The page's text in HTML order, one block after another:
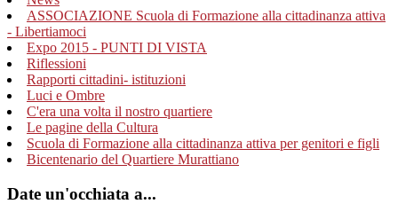
ASSOCIAZIONE Scuola di Formazione alla cittadinanza attiva
- Libertiamoci
Expo 2015 - PUNTI DI VISTA
Riflessioni
Rapporti cittadini- istituzioni
Luci e Ombre
C'era una volta il nostro quartiere
Le pagine della Cultura
Scuola di Formazione alla cittadinanza attiva per genitori e figli
Bicentenario del Quartiere Murattiano
Date un'occhiata a...